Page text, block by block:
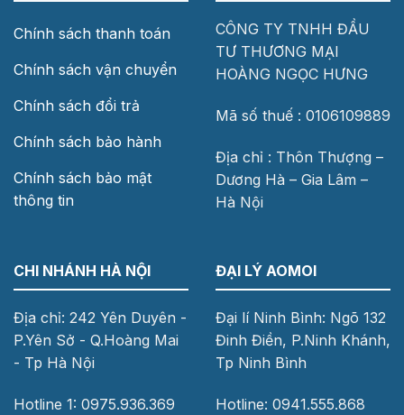
Chính sách thanh toán
Chính sách vận chuyển
Chính sách đổi trả
Chính sách bảo hành
Chính sách bảo mật
thông tin
CÔNG TY TNHH ĐẦU
TƯ THƯƠNG MẠI
HOÀNG NGỌC HƯNG
Mã số thuế : 0106109889
Địa chỉ : Thôn Thượng –
Dương Hà – Gia Lâm –
Hà Nội
CHI NHÁNH HÀ NỘI
Địa chỉ: 242 Yên Duyên -
P.Yên Sở - Q.Hoàng Mai
- Tp Hà Nội
Hotline 1: 0975.936.369
ĐẠI LÝ AOMOI
Đại lí Ninh Bình: Ngõ 132
Đinh Điền, P.Ninh Khánh,
Tp Ninh Bình
Hotline: 0941.555.868